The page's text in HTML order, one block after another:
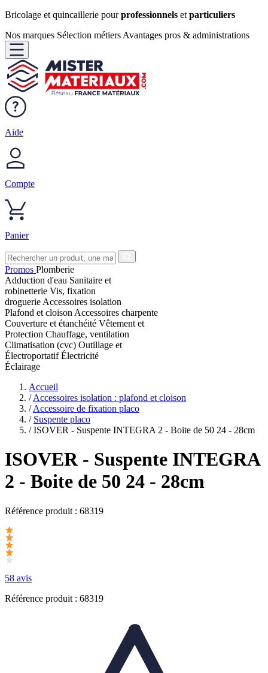
Bricolage et quincaillerie pourprofessionnels et particuliers
Nos marques Sélection métiers Avantages pros & administrations
Aide
Compte
Panier
Promos Plomberie
Adduction d'eau Sanitaire et
robinetterie Vis, fixation
droguerie Accessoires isolation
Plafond et cloison Accessoires charpente
Couverture et étanchéité Vêtement et
Protection Chauffage, ventilation
Climatisation (cvc) Outillage et
ÉlectroportatifÉlectricité
Éclairage
Accueil
/ Accessoires isolation : plafond et cloison
/ Accessoire de fixation placo
/ Suspente placo
/ ISOVER - Suspente INTEGRA 2 - Boite de 50 24 - 28cm
ISOVER- Suspente INTEGRA
2 - Boite de 50 24 - 28cm
Référence produit : 68319
58 avis
Référence produit : 68319